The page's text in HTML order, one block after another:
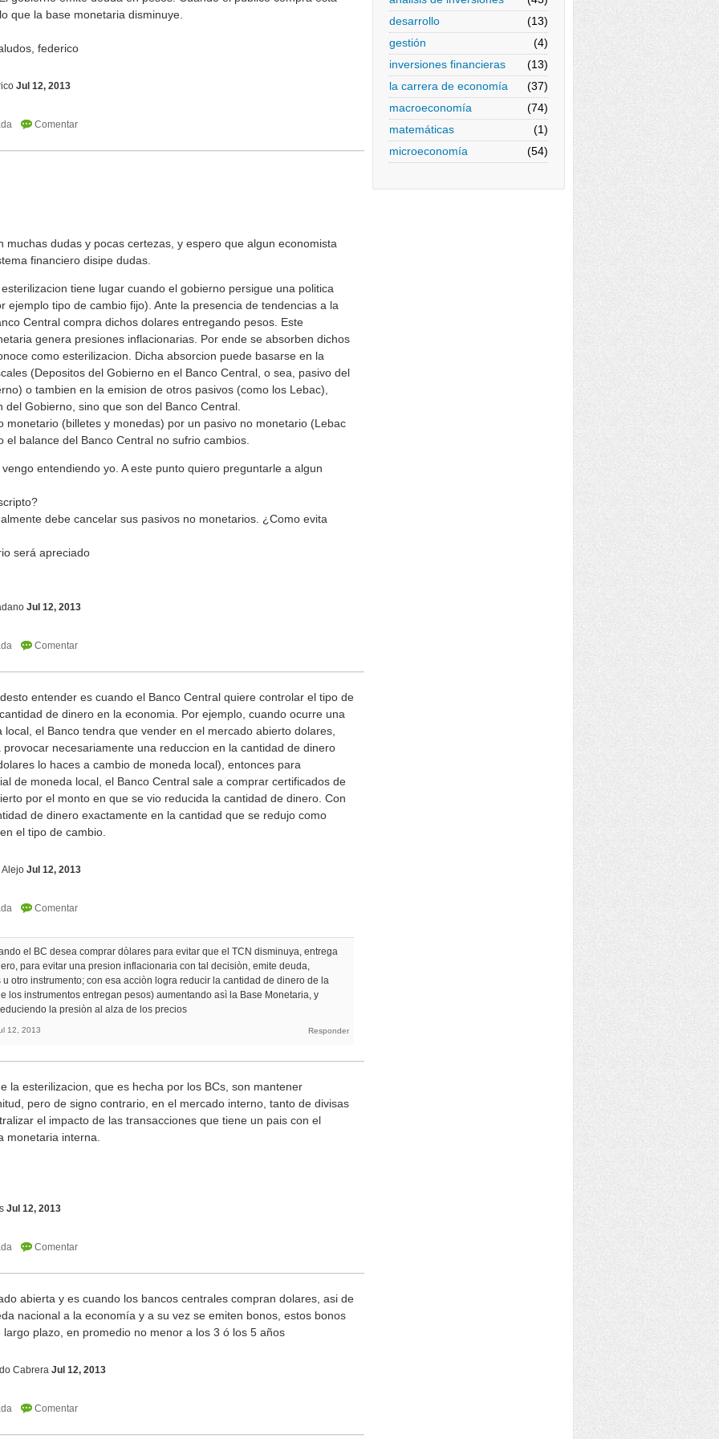
desarrollo
(13)
gestión
(4)
inversiones financieras
(13)
la carrera de economía
(37)
macroeconomía
(74)
matemáticas
(1)
microeconomía
(54)
que la base monetaria disminuye.
federico
Jul 12, 2013
muchas dudas y pocas certezas, y espero que algun economista
financiero disipe dudas.
tiene lugar cuando el gobierno persigue una politica
ejemplo tipo de cambio fijo). Ante la presencia de tendencias a la
Central compra dichos dolares entregando pesos. Este
genera presiones inflacionarias. Por ende se absorben dichos
como esterilizacion. Dicha absorcion puede basarse en la
(Depositos del Gobierno en el Banco Central, o sea, pasivo del
o tambien en la emision de otros pasivos (como los Lebac),
Gobierno, sino que son del Banco Central.
monetario (billetes y monedas) por un pasivo no monetario (Lebac
el balance del Banco Central no sufrio cambios.
entendiendo yo. A este punto quiero preguntarle a algun
debe cancelar sus pasivos no monetarios. ¿Como evita
será apreciado
Jul 12, 2013
entender es cuando el Banco Central quiere controlar el tipo de
de dinero en la economia. Por ejemplo, cuando ocurre una
el Banco tendra que vender en el mercado abierto dolares,
necesariamente una reduccion en la cantidad de dinero
lo haces a cambio de moneda local), entonces para
de moneda local, el Banco Central sale a comprar certificados de
por el monto en que se vio reducida la cantidad de dinero. Con
de dinero exactamente en la cantidad que se redujo como
el tipo de cambio.
Alejo Jul 12, 2013
el BC desea comprar dòlares para evitar que el TCN disminuya, entrega
para evitar una presion inflacionaria con tal decisiòn, emite deuda,
otro instrumento; con esa acciòn logra reducir la cantidad de dinero de la
los instrumentos entregan pesos) aumentando asì la Base Monetaria, y
la presiòn al alza de los precios
12, 2013
la esterilizacion, que es hecha por los BCs, son mantener
pero de signo contrario, en el mercado interno, tanto de divisas
el impacto de las transacciones que tiene un pais con el
monetaria interna.
Jul 12, 2013
abierta y es cuando los bancos centrales compran dolares, asi de
nacional a la economía y a su vez se emiten bonos, estos bonos
plazo, en promedio no menor a los 3 ó los 5 años
Cabrera Jul 12, 2013